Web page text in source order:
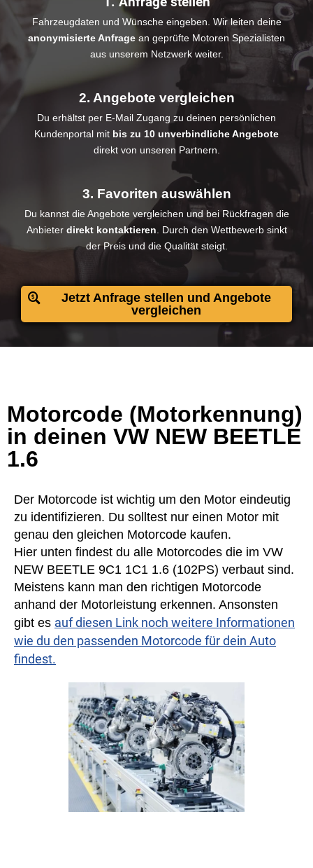
Fahrzeugdaten und Wünsche eingeben. Wir leiten deine
anonymisierte Anfrage an geprüfte Motoren Spezialisten
aus unserem Netzwerk weiter.
2. Angebote vergleichen
Du erhältst per E-Mail Zugang zu deinen persönlichen
Kundenportal mit bis zu 10 unverbindliche Angebote
direkt von unseren Partnern.
3. Favoriten auswählen
Du kannst die Angebote vergleichen und bei Rückfragen die
Anbieter direkt kontaktieren . Durch den Wettbewerb sinkt
der Preis und die Qualität steigt.
Jetzt Anfrage stellen und Angebote
vergleichen
Motorcode (Motorkennung)
in deinen VW NEW BEETLE
1.6
Der Motorcode ist wichtig um den Motor eindeutig
zu identifizieren. Du solltest nur einen Motor mit
genau den gleichen Motorcode kaufen.
Hier unten findest du alle Motorcodes die im VW
NEW BEETLE 9C1 1C1 1.6 (102PS) verbaut sind.
Meistens kann man den richtigen Motorcode
anhand der Motorleistung erkennen. Ansonsten
gibt es auf diesen Link noch weitere Informationen
wie du den passenden Motorcode für dein Auto
findest.